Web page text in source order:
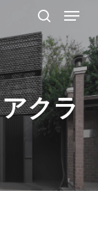
Menu
クラ
Close
Menu